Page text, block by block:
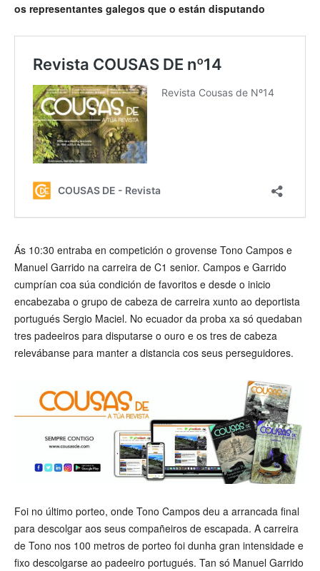
os representantes galegos que o están disputando
Ás 10:30 entraba en competición o grovense Tono Campos e
Manuel Garrido na carreira de C1 senior. Campos e Garrido
cumprían coa súa condición de favoritos e desde o inicio
encabezaba o grupo de cabeza de carreira xunto ao deportista
portugués Sergio Maciel. No ecuador da proba xa só quedaban
tres padeeiros para disputarse o ouro e os tres de cabeza
relevábanse para manter a distancia cos seus perseguidores.
Foi no último porteo, onde Tono Campos deu a arrancada final
para descolgar aos seus compañeiros de escapada. A carreira
de Tono nos 100 metros de porteo foi dunha gran intensidade e
fixo descolgarse ao padeeiro portugués. Tan só Manuel Garrido